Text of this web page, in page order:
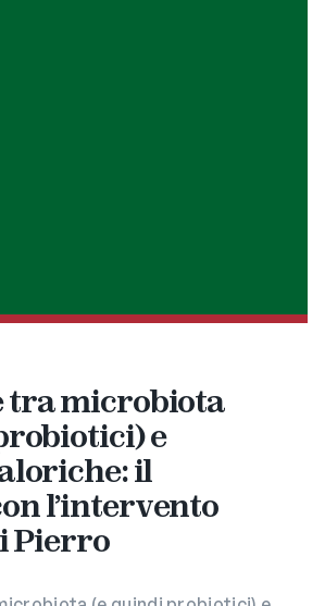
tra microbiota
e
il
l’intervento
Pierro